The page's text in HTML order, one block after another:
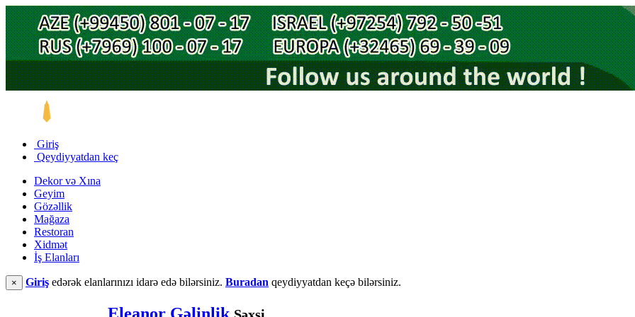
Giriş
Qeydiyyatdan keç
Dekor və Xına
Geyim
Gözəllik
Mağaza
Restoran
Xidmət
İş Elanları
× Giriş edərək elanlarınızı idarə edə bilərsiniz. Buradan qeydiyyatdan keçə bilərsiniz.